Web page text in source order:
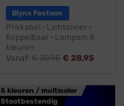
Blynx Festoon
Prikkabel · Lichtsnoer ·
Koppelbaar · Lampen: 6
kleuren
Vanaf:€30,95 € 28,95
5 kleuren / multicolor
Stootbestendig